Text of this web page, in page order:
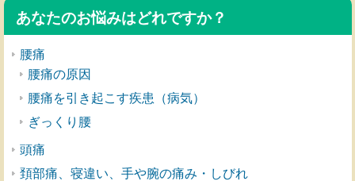
あなたのお悩みはどれですか？
腰痛
腰痛の原因
腰痛を引き起こす疾患（病気）
ぎっくり腰
頭痛
頚部痛、寝違い、手や腕の痛み・しびれ